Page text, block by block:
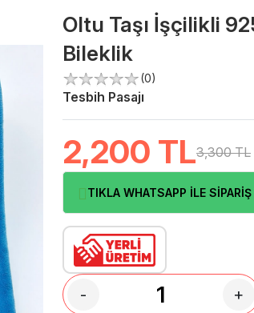
Oltu Taşı İşçilikli
Bileklik
(0)
Tesbih Pasajı
2,200 TL3,300 TL
TIKLA WHATSAPP İLE SİPARİŞ
- +